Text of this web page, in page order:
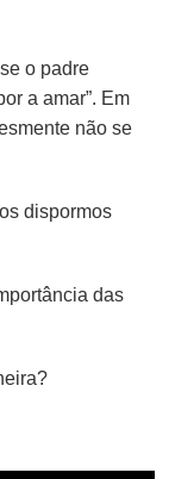
o padre
a amar”. Em
não se
dispormos
das